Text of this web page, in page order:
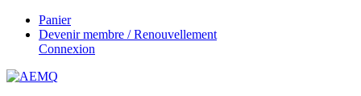
Panier
Devenir membre / Renouvellement
Connexion